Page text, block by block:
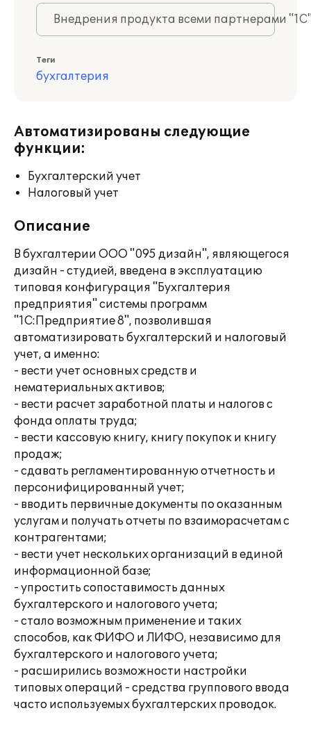
Внедрения продукта всеми партнерами
Теги
бухгалтерия
Автоматизированы следующие
функции:
Бухгалтерский учет
Налоговый учет
Описание
В бухгалтерии ООО "095 дизайн", являющегося
дизайн - студией, введена в эксплуатацию
типовая конфигурация "Бухгалтерия
предприятия" системы программ
"1С:Предприятие 8", позволившая
автоматизировать бухгалтерский и налоговый
учет, а именно:
- вести учет основных средств и
нематериальных активов;
- вести расчет заработной платы и налогов с
фонда оплаты труда;
- вести кассовую книгу, книгу покупок и книгу
продаж;
- сдавать регламентированную отчетность и
персонифицированный учет;
- вводить первичные документы по оказанным
услугам и получать отчеты по взаиморасчетам с
контрагентами;
- вести учет нескольких организаций в единой
информационной базе;
- упростить сопоставимость данных
бухгалтерского и налогового учета;
- стало возможным применение и таких
способов, как ФИФО и ЛИФО, независимо для
бухгалтерского и налогового учета;
- расширились возможности настройки
типовых операций - средства группового ввода
часто используемых бухгалтерских проводок.